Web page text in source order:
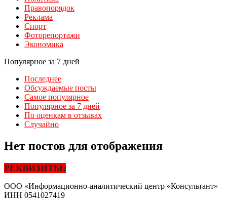
Правопорядок
Реклама
Спорт
Фоторепортажи
Экономика
Популярное за 7 дней
Последнее
Обсуждаемые посты
Самое популярное
Популярное за 7 дней
По оценкам в отзывах
Случайно
Нет постов для отображения
РЕКВИЗИТЫ:
ООО «Информационно-аналитический центр «Консультант»
ИНН 0541027419